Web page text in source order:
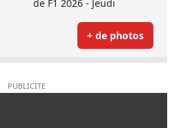
de F1 2026 - Jeudi
+ de photos